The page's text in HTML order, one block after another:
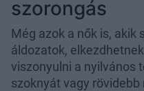
szorongás
Még azok a nők is, akik
áldozatok,
viszonyulni a nyilvános
szoknyát vagy